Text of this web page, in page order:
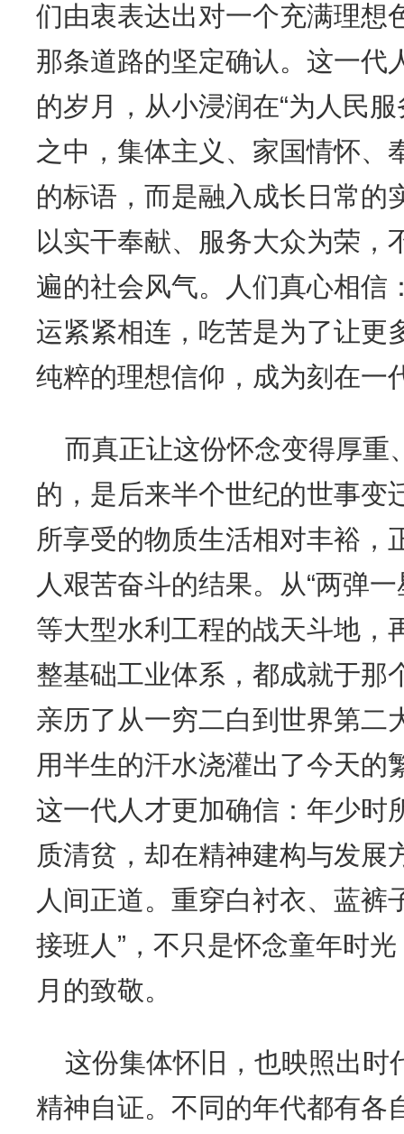
们由衷表达出对一个充满理想
那条道路的坚定确认。这一代
的岁月，从小浸润在“为人民
之中，集体主义、家国情怀、
的标语，而是融入成长日常的
以实干奉献、服务大众为荣，
遍的社会风气。人们真心相信
运紧紧相连，吃苦是为了让更
纯粹的理想信仰，成为刻在一
而真正让这份怀念变得厚重
的，是后来半个世纪的世事变
所享受的物质生活相对丰裕，
人艰苦奋斗的结果。从“两弹
等大型水利工程的战天斗地，
整基础工业体系，都成就于那
亲历了从一穷二白到世界第二
用半生的汗水浇灌出了今天的
这一代人才更加确信：年少时
质清贫，却在精神建构与发展
人间正道。重穿白衬衣、蓝裤
接班人”，不只是怀念童年时
月的致敬。
这份集体怀旧，也映照出时
精神自证。不同的年代都有各